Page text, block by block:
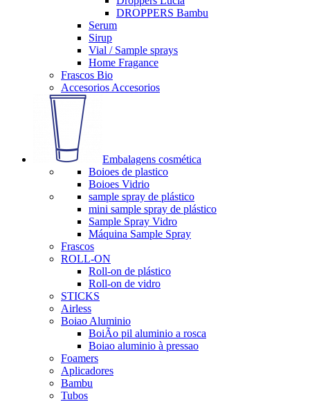
DROPPERS Bambu
Serum
Sirup
Vial / Sample sprays
Home Fragance
Frascos Bio
Accesorios Accesorios
Embalagens cosmética
Boioes de plastico
Boioes Vidrio
sample spray de plástico
mini sample spray de plástico
Sample Spray Vidro
Máquina Sample Spray
Frascos
ROLL-ON
Roll-on de plástico
Roll-on de vidro
STICKS
Airless
Boiao Aluminio
BoiÃo pil aluminio a rosca
Boiao aluminio à pressao
Foamers
Aplicadores
Bambu
Tubos